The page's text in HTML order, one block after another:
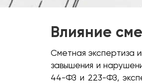
Влияние
Сметная экспертиза
завышения и
44-ФЗ и 223-ФЗ,